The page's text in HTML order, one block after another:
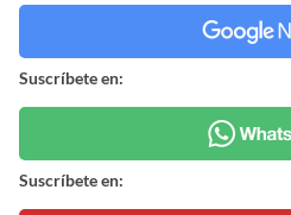
Suscríbete en:
Suscríbete en: